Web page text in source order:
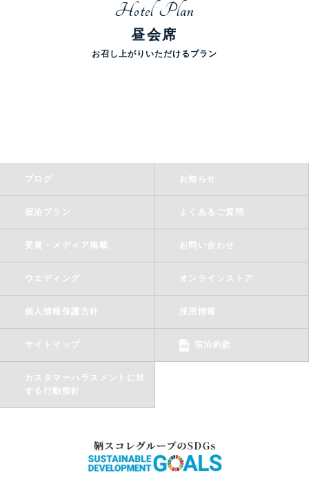
Hotel Plan
昼会席
お召し上がりいただけるプラン
ブログ お知らせ
宿泊プラン よくあるご質問
受賞・メディア掲載 お問い合わせ
ウエディング オンラインストア
個人情報保護方針 採用情報
サイトマップ 宿泊約款
カスタマーハラスメントに対
する行動指針